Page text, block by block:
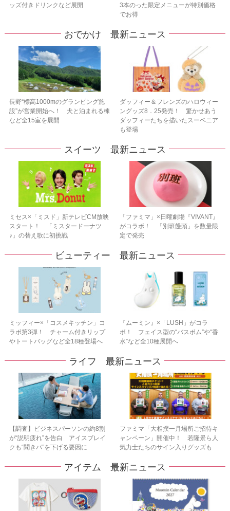
ッズ付きドリンクなど展開
3本のった限定メニューが特別価格
でお得
おでかけ 最新ニュース
長野“標高1000mのグランピング施
設”が営業開始へ！ 犬と泊まれる棟
など全15室を展開
ダッフィー＆フレンズのハロウィー
ングッズ8．25発売！ 驚かせあう
ダッフィーたちを描いたスーベニア
も登場
スイーツ 最新ニュース
ミセス×「ミスド」新テレビCM放映
スタート！ 「ミスタードーナツ
♪」の替え歌に初挑戦
「ファミマ」×日曜劇場『VIVANT』
がコラボ！ 「別班饅頭」を数量限
定で発売
ビューティー 最新ニュース
ミッフィー×「コスメキッチン」コ
ラボ第3弾！ チャーム付きリップ
やトートバッグなど全18種登場へ
『ムーミン』×「LUSH」がコラ
ボ！ フェイス型の“バスボム”や“香
水”など全10種展開へ
ライフ 最新ニュース
【調査】ビジネスパーソンの約8割
が“説明疲れ”を告白 アイスブレイ
クも“聞きパ”を下げる要因に
ファミマ「大相撲一月場所ご招待キ
ャンペーン」開催中！ 若隆景ら人
気力士たちのサイン入りグッズも
アイテム 最新ニュース